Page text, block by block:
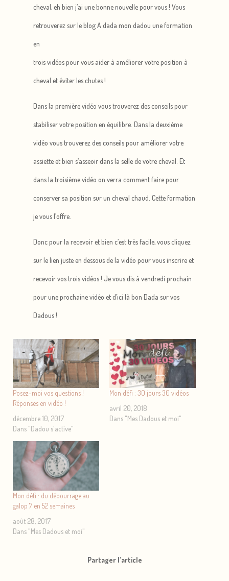
cheval, eh bien j’ai une bonne nouvelle pour vous ! Vous
retrouverez sur le blog A dada mon dadou une formation
en
trois vidéos pour vous aider à améliorer votre position à
cheval et éviter les chutes !
Dans la première vidéo vous trouverez des conseils pour
stabiliser votre position en équilibre. Dans la deuxième
vidéo vous trouverez des conseils pour améliorer votre
assiette et bien s’asseoir dans la selle de votre cheval. Et
dans la troisième vidéo on verra comment faire pour
conserver sa position sur un cheval chaud. Cette formation
je vous l’offre.
Donc pour la recevoir et bien c’est très facile, vous cliquez
sur le lien juste en dessous de la vidéo pour vous inscrire et
recevoir vos trois vidéos ! Je vous dis à vendredi prochain
pour une prochaine vidéo et d’ici là bon Dada sur vos
Dadous !
Posez-moi vos questions !
Réponses en vidéo !
décembre 10, 2017
Dans "Dadou s'active"
Mon défi : 30 jours 30 vidéos
avril 20, 2018
Dans "Mes Dadous et moi"
Mon défi : du débourrage au
galop 7 en 52 semaines
août 28, 2017
Dans "Mes Dadous et moi"
Partager l'article